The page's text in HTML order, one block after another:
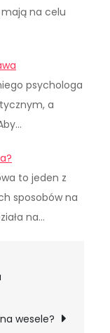
na celu
psychologa
a
to jeden z
sposobów na
na…
wesele?